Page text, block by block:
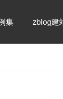
集 zblog建